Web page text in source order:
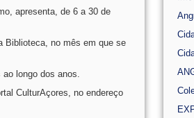
apresenta, de 6 a 30 de
Biblioteca, no mês em que se
longo dos anos.
CulturAçores, no endereço